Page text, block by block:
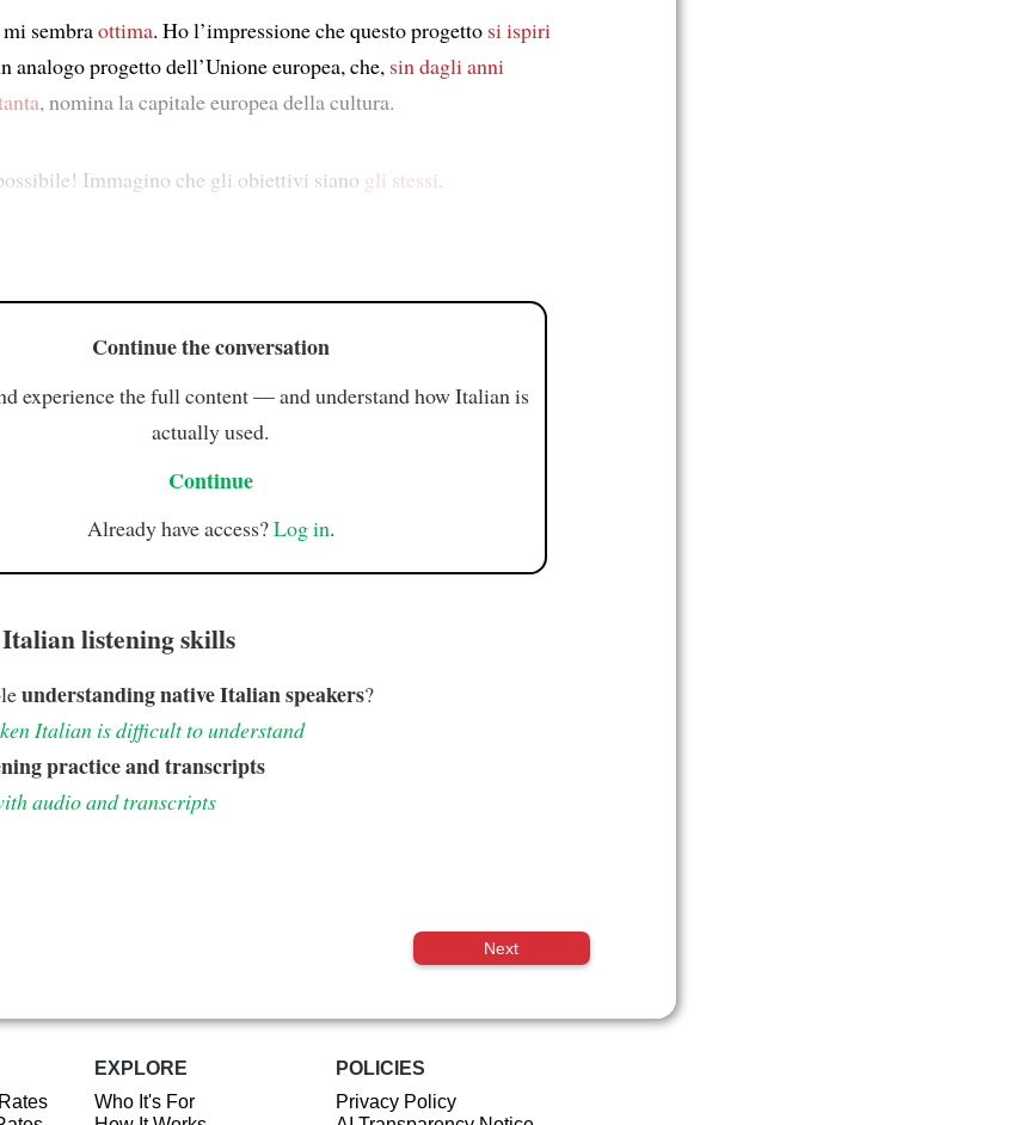
sembraottima. Ho l’impressione che questo progetto si ispiri
analogo progetto dell’Unione europea, che, sin dagli anni
, nomina la capitale europea della cultura.
Immagino che gli obiettivi siano gli stessi.
Continue the conversation
experience the full content — and understand how Italian is
actually used.
Continue
Already have access?Log in.
listening skills
understanding native Italian speakers?
Italian is difficult to understand
practice and transcripts
audio and transcripts
Next
EXPLORE
Who It's For
POLICIES
Privacy Policy